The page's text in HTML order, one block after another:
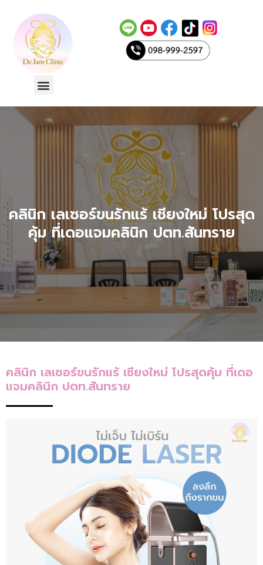
content
Menu
คลินิก เลเซอร์ขนรักแร้ เชียงใหม่ โปรสุด
คุ้ม ที่เดอแจมคลินิก ปตท.สันทราย
คลินิก เลเซอร์ขนรักแร้ เชียงใหม่ โปรสุดคุ้ม ที่เดอ
แจมคลินิก ปตท.สันทราย